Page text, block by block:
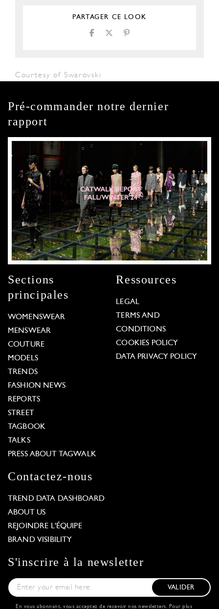
PARTAGER CE LOOK
Courtesy of Swarovski
Pré-commander notre dernier
rapport
Sections
principales
WOMENSWEAR
MENSWEAR
COUTURE
MODELS
TRENDS
FASHION NEWS
REPORTS
STREET
TAGBOOK
TALKS
PRESS ABOUT TAGWALK
Ressources
LEGAL
TERMS AND
CONDITIONS
COOKIES POLICY
DATA PRIVACY POLICY
Contactez-nous
TREND DATA DASHBOARD
ABOUT US
REJOINDRE L'ÉQUIPE
BRAND VISIBILITY
S'inscrire à la newsletter
VALIDER
En vous abonnant, vous acceptez de recevoir nos newsletters. Pour plus